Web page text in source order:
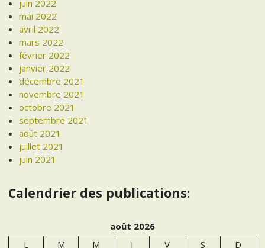
juin 2022
mai 2022
avril 2022
mars 2022
février 2022
janvier 2022
décembre 2021
novembre 2021
octobre 2021
septembre 2021
août 2021
juillet 2021
juin 2021
Calendrier des publications:
août 2026
L
M M J V S D